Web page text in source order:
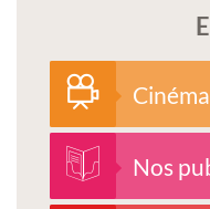
Cinéma
Nos